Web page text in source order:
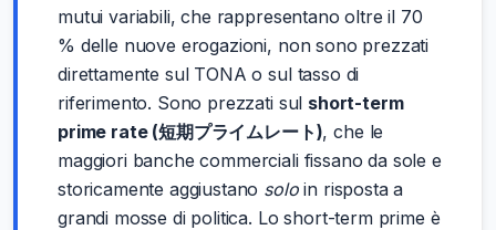
mutui variabili, che rappresentano oltre il 70
% delle nuove erogazioni, non sono prezzati
direttamente sul TONA o sul tasso di
riferimento. Sono prezzati sul short-term
prime rate (短期プライムレート), che le
maggiori banche commerciali fissano da sole e
storicamente aggiustano soloin risposta a
grandi mosse di politica. Lo short-term prime è